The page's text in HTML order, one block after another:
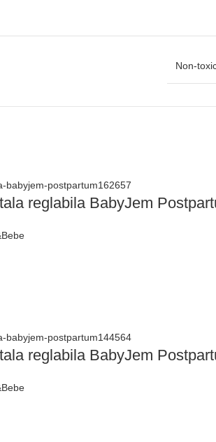
Non-
reglabila BabyJem
reglabila BabyJem